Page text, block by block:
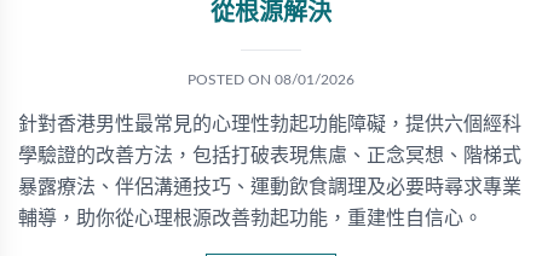
從根源解決
POSTED ON 08/01/2026
針對香港男性最常見的心理性勃起功能障礙，提供六個經科
學驗證的改善方法，包括打破表現焦慮、正念冥想、階梯式
暴露療法、伴侶溝通技巧、運動飲食調理及必要時尋求專業
輔導，助你從心理根源改善勃起功能，重建性自信心。